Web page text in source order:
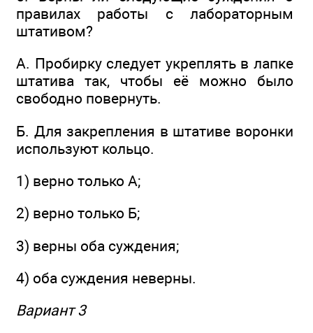
правилах работы с лабораторным
штативом?
А. Пробирку следует укреплять в лапке
штатива так, чтобы её можно было
свободно повернуть.
Б. Для закрепления в штативе воронки
используют кольцо.
1) верно только А;
2) верно только Б;
3) верны оба суждения;
4) оба суждения неверны.
Вариант 3